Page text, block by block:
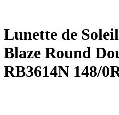
Lunette de
Blaze Round
RB3614N 148/